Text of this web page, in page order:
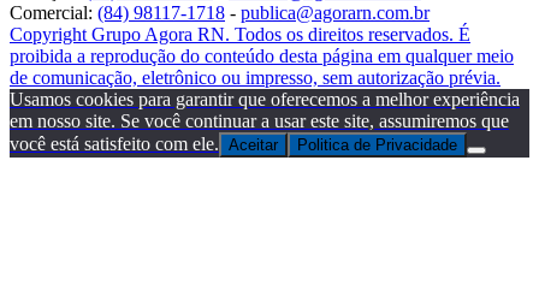
Comercial: (84) 98117-1718 - publica@agorarn.com.br
Copyright Grupo Agora RN. Todos os direitos reservados. É
proibida a reprodução do conteúdo desta página em qualquer meio
de comunicação, eletrônico ou impresso, sem autorização prévia.
Usamos cookies para garantir que oferecemos a melhor experiência
em nosso site. Se você continuar a usar este site, assumiremos que
você está satisfeito com ele. Aceitar Politica de Privacidade